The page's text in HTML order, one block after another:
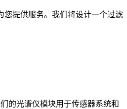
您提供服务。我们将设计一个过滤
的光谱仪模块用于传感器系统和